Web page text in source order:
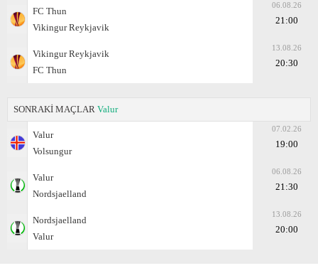
FC Thun
Vikingur Reykjavik
06.08.26
21:00
Vikingur Reykjavik
FC Thun
13.08.26
20:30
SONRAKİ MAÇLAR Valur
Valur
Volsungur
07.02.26
19:00
Valur
Nordsjaelland
06.08.26
21:30
Nordsjaelland
Valur
13.08.26
20:00